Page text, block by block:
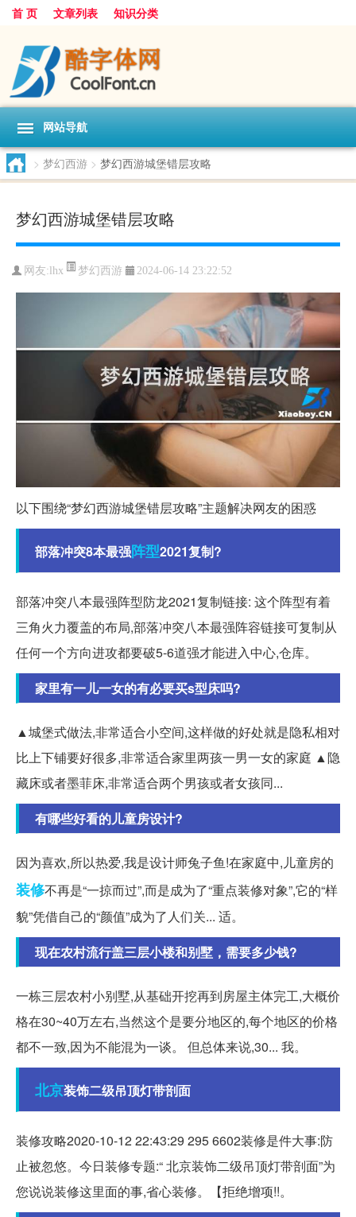
首 页 文章列表 知识分类
网站导航
> 梦幻西游 > 梦幻西游城堡错层攻略
梦幻西游城堡错层攻略
网友: lhx 梦幻西游 2024-06-14 23:22:52
以下围绕“梦幻西游城堡错层攻略”主题解决网友的困惑
部落冲突8本最强阵型2021复制?
部落冲突八本最强阵型防龙2021复制链接: 这个阵型有着
三角火力覆盖的布局,部落冲突八本最强阵容链接可复制从
任何一个方向进攻都要破5-6道强才能进入中心,仓库。
家里有一儿一女的有必要买s型床吗?
▲城堡式做法,非常适合小空间,这样做的好处就是隐私相对
比上下铺要好很多,非常适合家里两孩一男一女的家庭 ▲隐
藏床或者墨菲床,非常适合两个男孩或者女孩同...
有哪些好看的儿童房设计?
因为喜欢,所以热爱,我是设计师兔子鱼!在家庭中,儿童房的
装修不再是“一掠而过”,而是成为了“重点装修对象”,它的“样
貌”凭借自己的“颜值”成为了人们关... 适。
现在农村流行盖三层小楼和别墅，需要多少钱?
一栋三层农村小别墅,从基础开挖再到房屋主体完工,大概价
格在30~40万左右,当然这个是要分地区的,每个地区的价格
都不一致,因为不能混为一谈。 但总体来说,30... 我。
北京装饰二级吊顶灯带剖面
装修攻略2020-10-12 22:43:29 295 6602装修是件大事:防
止被忽悠。今日装修专题:“ 北京装饰二级吊顶灯带剖面”为
您说说装修这里面的事,省心装修。【拒绝增项!!。